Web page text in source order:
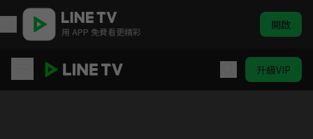
用 APP 免費看更精彩 開啟
升級VIP